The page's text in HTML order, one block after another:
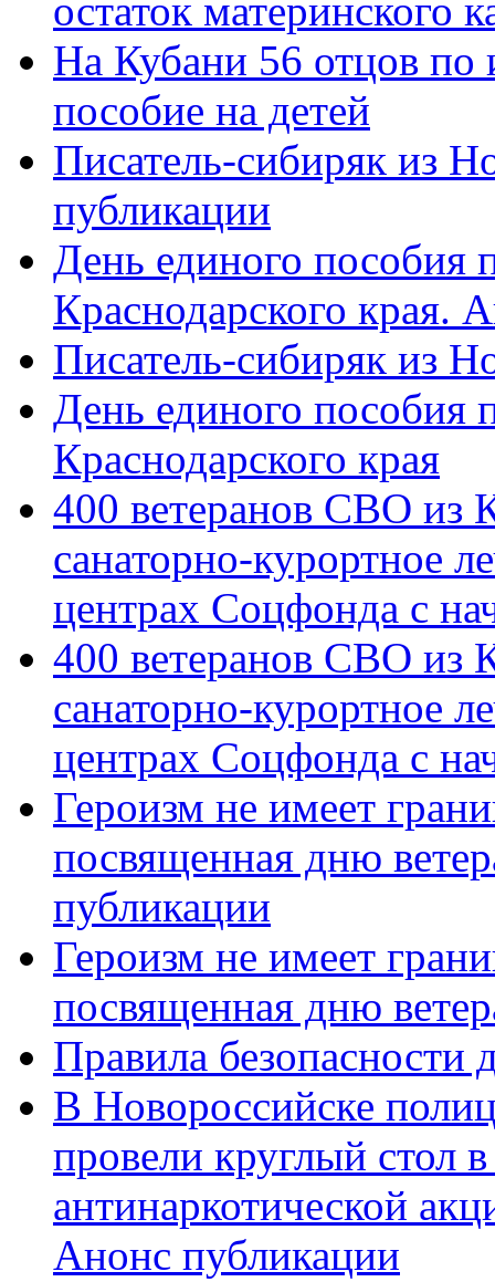
остаток материнского
На Кубани 56 отцов по
пособие на детей
Писатель-сибиряк из
публикации
День единого пособия
Краснодарского края.
Писатель-сибиряк из
День единого пособия
Краснодарского края
400 ветеранов СВО из
санаторно-курортное
центрах Соцфонда с
400 ветеранов СВО из
санаторно-курортное
центрах Соцфонда с
Героизм не имеет
посвященная дню
публикации
Героизм не имеет
посвященная дню
Правила безопасности
В Новороссийске
провели круглый стол
антинаркотической
Анонс публикации